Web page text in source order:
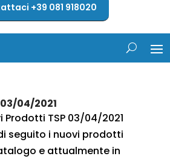
+39 081 918020
04/2021
Prodotti TSP 03/04/2021
seguito i nuovi prodotti
e attualmente in